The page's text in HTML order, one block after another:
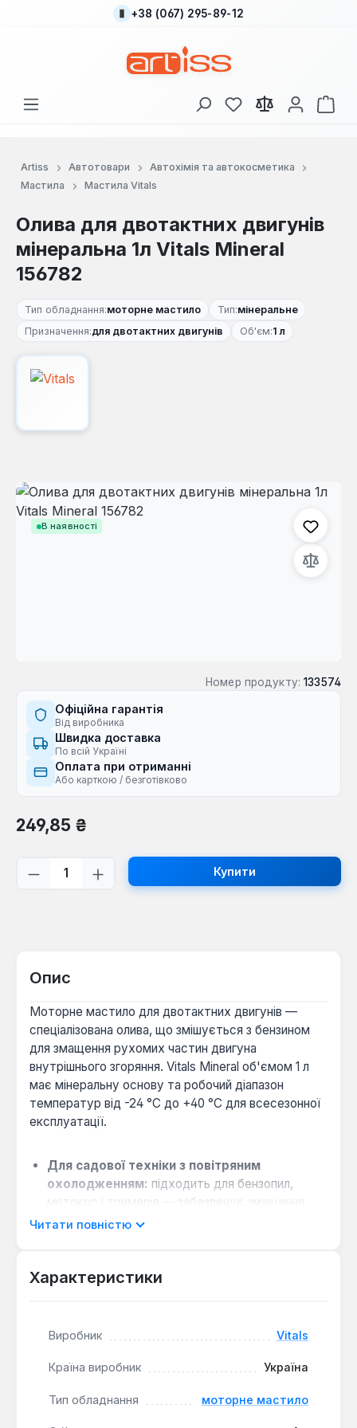
Перейти до основного вмісту
+38 (067) 295-89-12
У вас є 0 у списку
Artiss Автотовари
Автохімія та автокосметика
Мастила
Мастила Vitals
Олива для двотактних двигунів
мінеральна 1л Vitals Mineral
156782
Тип обладнання:моторне мастило Тип:мінеральне
Призначення:для двотактних двигунів Об'єм:1 л
В наявності
Пропустити галерею зображень
Номер продукту: 133574
Офіційна гарантія
Від виробника
Швидка доставка
По всій Україні
Оплата при отриманні
Або карткою / безготівково
Звичайна ціна:
249,85 ₴
Кількість товару: Введіть потрібну
Купити
Опис
Моторне мастило для двотактних двигунів —
спеціалізована олива, що змішується з бензином
для змащення рухомих частин двигуна
внутрішнього згоряння. Vitals Mineral об'ємом 1 л
має мінеральну основу та робочий діапазон
температур від -24 °C до +40 °C для всесезонної
експлуатації.
Для садової техніки з повітряним
охолодженням: підходить для бензопил,
мотокос і тримерів — забезпечує змащення
циліндро-поршневої групи при високих
синтетичної:якщо техніка має просту
понад 8 годин — мінеральна основа достатня
Сумісність з бензином А-92 та А-95:
змішується в пропорції від 32:1 до 50:1 залежно
від рекомендацій виробника двигуна — для
Читати повністю
Характеристики
Виробник Vitals
Країна виробник Україна
Тип обладнання моторне мастило